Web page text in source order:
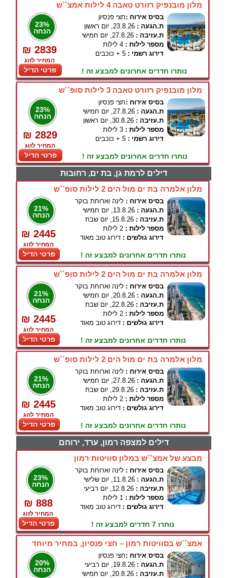
מלון מובנפיק רזורט טאבה 4 לילות אמצ``ש
23%
הנחה
₪ 2839
המחיר לזוג
פרטי הדיל
בסיס אירוח :חצי פנסיון
ת.הגעה : 23.8.26, יום ראשון
ת.עזיבה : 27.8.26, יום חמישי
מספר לילות : 4 לילות
דירוג רשמי : 5 + כוכבים
נותרו חדרים אחרונים למבצע זה !
מלון מובנפיק רזורט טאבה 3 לילות סופ``ש
23%
הנחה
₪ 2829
המחיר לזוג
פרטי הדיל
בסיס אירוח :חצי פנסיון
ת.הגעה : 27.8.26, יום חמישי
ת.עזיבה : 30.8.26, יום ראשון
מספר לילות : 3 לילות
דירוג רשמי : 5 + כוכבים
נותרו חדרים אחרונים למבצע זה !
דילים לרמת גן, בת ים, רחובות
מלון אלמרה בת ים מול הים 2 לילות סופ``ש
21%
הנחה
₪ 2445
המחיר לזוג
פרטי הדיל
בסיס אירוח : לינה וארוחת בוקר
ת.הגעה : 13.8.26, יום חמישי
ת.עזיבה : 15.8.26, יום שבת
מספר לילות : 2 לילות
דירוג גולשים : דירוג טוב מאוד
נותרו חדרים אחרונים למבצע זה !
מלון אלמרה בת ים מול הים 2 לילות סופ``ש
21%
הנחה
₪ 2445
המחיר לזוג
פרטי הדיל
בסיס אירוח : לינה וארוחת בוקר
ת.הגעה : 20.8.26, יום חמישי
ת.עזיבה : 22.8.26, יום שבת
מספר לילות : 2 לילות
דירוג גולשים : דירוג טוב מאוד
נותרו חדרים אחרונים למבצע זה !
מלון אלמרה בת ים מול הים 2 לילות סופ``ש
21%
הנחה
₪ 2445
המחיר לזוג
פרטי הדיל
בסיס אירוח : לינה וארוחת בוקר
ת.הגעה : 27.8.26, יום חמישי
ת.עזיבה : 29.8.26, יום שבת
מספר לילות : 2 לילות
דירוג גולשים : דירוג טוב מאוד
נותרו חדרים אחרונים למבצע זה !
דילים למצפה רמון, ערד, ירוחם
מבצע של אמצ``ש במלון סוויטות רמון
23%
הנחה
₪ 888
המחיר לזוג
פרטי הדיל
בסיס אירוח : לינה וארוחת בוקר
ת.הגעה : 11.8.26, יום שלישי
ת.עזיבה : 12.8.26, יום רביעי
מספר לילות : 1 לילות
דירוג גולשים : דירוג טוב מאוד
נותרו 7 חדרים למבצע זה !
אמצ``ש בסוויטות רמון – חצי פנסיון, במחיר מיוחד
20%
הנחה
בסיס אירוח :חצי פנסיון
ת.הגעה : 19.8.26, יום רביעי
ת.עזיבה : 20.8.26, יום חמישי